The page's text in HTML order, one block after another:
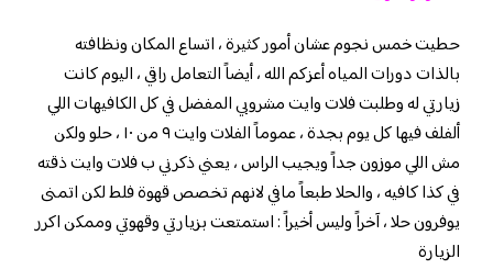
حطيت خمس نجوم عشان أمور كثيرة ، اتساع المكان ونظافته
بالذات دورات المياه أعزكم الله ، أيضاً التعامل راقي ، اليوم كانت
زيارتي له وطلبت فلات وايت مشروبي المفضل في كل الكافيهات اللي
ألفلف فيها كل يوم بجدة ، عموماً الفلات وايت ٩ من ١٠ ، حلو ولكن
مش اللي موزون جداً ويجيب الراس ، يعني ذكرني ب فلات وايت ذقته
في كذا كافيه ، والحلا طبعاً مافي لانهم تخصص قهوة فلط لكن اتمنى
يوفرون حلا ، آخراً وليس أخيراً : استمتعت بزيارتي وقهوتي وممكن اكرر
الزيارة